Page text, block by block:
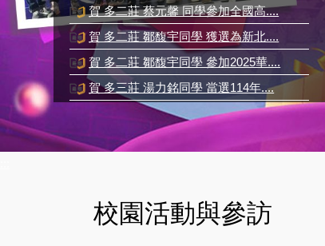
賀 多二莊 蔡元馨 同學參加全國高....
賀 多二莊 鄒馥宇同學 獲選為新北....
賀 多二莊 鄒馥宇同學 參加2025華....
賀 多三莊 湯力銘同學 當選114年....
賀 多二莊 利昀珈同學 參加2025華....
校園活動與參訪